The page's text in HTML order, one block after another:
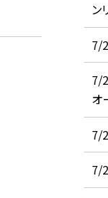
ン
7/
7/
オ
7/
7/